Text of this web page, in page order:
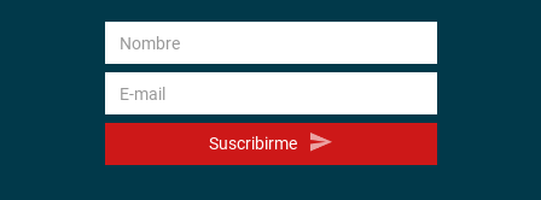
Suscribirme